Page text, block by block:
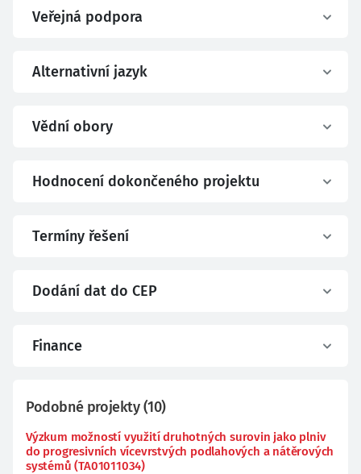
Veřejná podpora
Alternativní jazyk
Vědní obory
Hodnocení dokončeného projektu
Termíny řešení
Dodání dat do CEP
Finance
Podobné projekty(10)
Výzkum možností využití druhotných surovin jako plniv
do progresivních vícevrstvých podlahových a nátěrových
systémů (TA01011034)